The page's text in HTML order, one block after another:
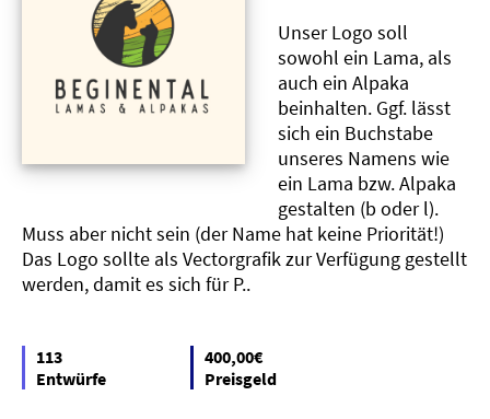
Unser Logo soll
sowohl ein Lama, als
auch ein Alpaka
beinhalten. Ggf. lässt
sich ein Buchstabe
unseres Namens wie
ein Lama bzw. Alpaka
gestalten (b oder l).
Muss aber nicht sein (der Name hat keine Priorität!)
Das Logo sollte als Vectorgrafik zur Verfügung gestellt
werden, damit es sich für P..
113
Entwürfe
400,00€
Preisgeld